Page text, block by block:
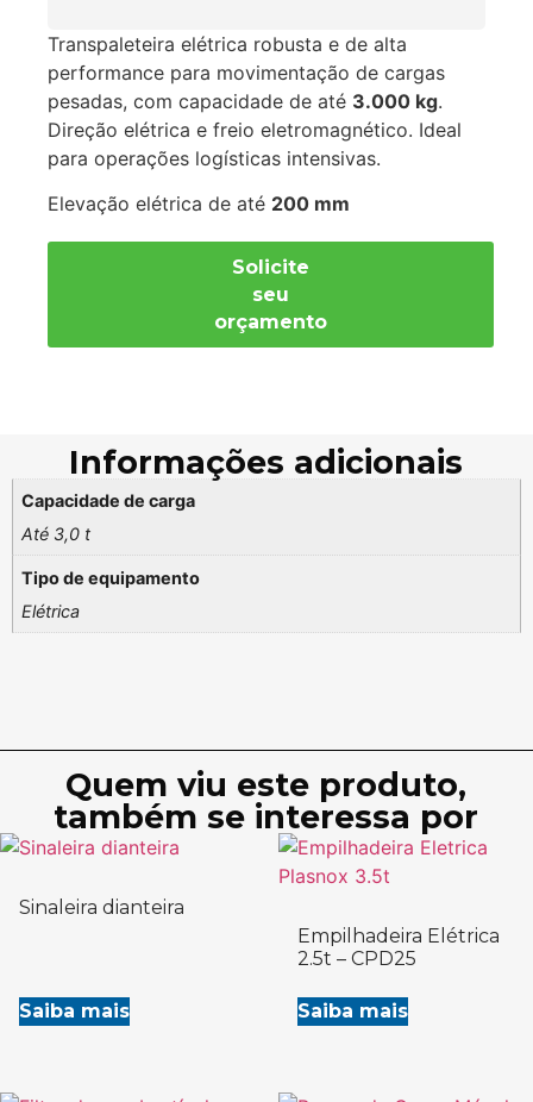
Transpaleteira elétrica robusta e de alta
performance para movimentação de cargas
pesadas, com capacidade de até 3.000 kg.
Direção elétrica e freio eletromagnético. Ideal
para operações logísticas intensivas.
Elevação elétrica de até 200 mm
Solicite
seu
orçamento
Informações adicionais
Capacidade de carga
Até 3,0 t
Tipo de equipamento
Elétrica
Quem viu este produto,
também se interessa por
Sinaleira dianteira
Saiba mais
Empilhadeira Elétrica
2.5t – CPD25
Saiba mais